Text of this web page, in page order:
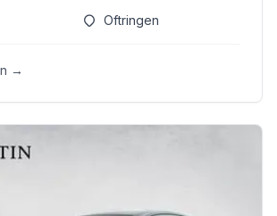
Oftringen
→